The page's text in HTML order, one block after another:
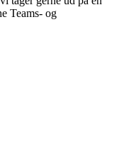
Teams- og